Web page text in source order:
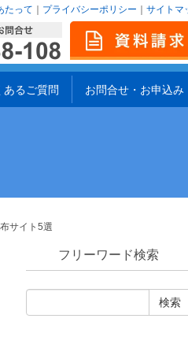
たって プライバシーポリシー サイトマ
あるご質問 お問合せ・お申込み
サイト5選
フリーワード検索